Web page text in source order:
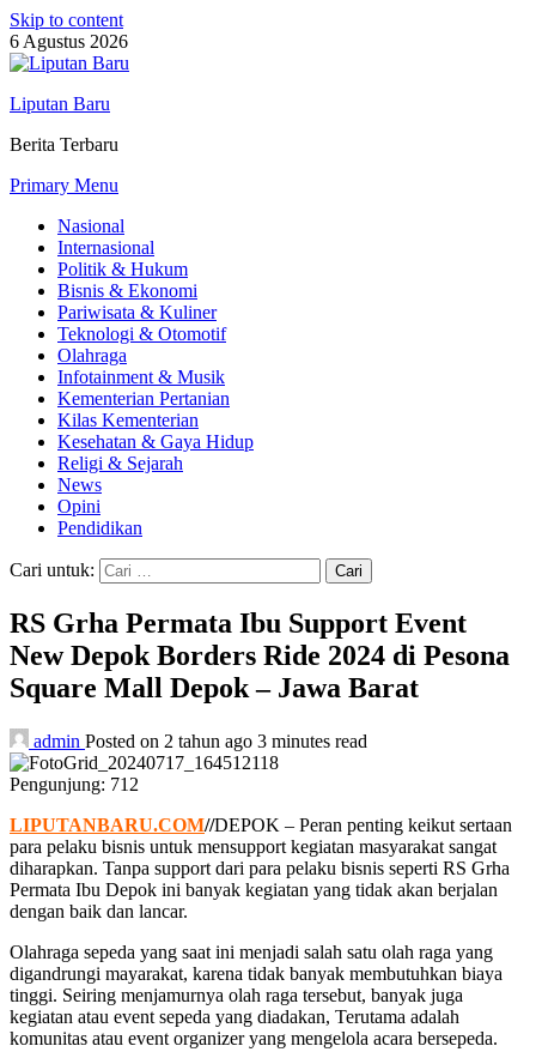
Skip to content
6 Agustus 2026
Liputan Baru
Berita Terbaru
Primary Menu
Nasional
Internasional
Politik & Hukum
Bisnis & Ekonomi
Pariwisata & Kuliner
Teknologi & Otomotif
Olahraga
Infotainment & Musik
Kementerian Pertanian
Kilas Kementerian
Kesehatan & Gaya Hidup
Religi & Sejarah
News
Opini
Pendidikan
Cari untuk:
RS Grha Permata Ibu Support Event
New Depok Borders Ride 2024 di Pesona
Square Mall Depok – Jawa Barat
admin Posted on 2 tahun ago 3 minutes read
Pengunjung: 712
LIPUTANBARU.COM//DEPOK – Peran penting keikut sertaan
para pelaku bisnis untuk mensupport kegiatan masyarakat sangat
diharapkan. Tanpa support dari para pelaku bisnis seperti RS Grha
Permata Ibu Depok ini banyak kegiatan yang tidak akan berjalan
dengan baik dan lancar.
Olahraga sepeda yang saat ini menjadi salah satu olah raga yang
digandrungi mayarakat, karena tidak banyak membutuhkan biaya
tinggi. Seiring menjamurnya olah raga tersebut, banyak juga
kegiatan atau event sepeda yang diadakan, Terutama adalah
komunitas atau event organizer yang mengelola acara bersepeda.